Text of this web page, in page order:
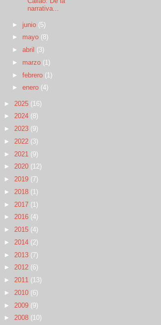
narrativa...
► junio (5)
► mayo (8)
► abril (3)
► marzo (1)
► febrero (1)
► enero (4)
► 2025 (16)
► 2024 (8)
► 2023 (9)
► 2022 (3)
► 2021 (9)
► 2020 (12)
► 2019 (7)
► 2018 (1)
► 2017 (1)
► 2016 (4)
► 2015 (4)
► 2014 (2)
► 2013 (7)
► 2012 (6)
► 2011 (13)
► 2010 (6)
► 2009 (9)
► 2008 (10)